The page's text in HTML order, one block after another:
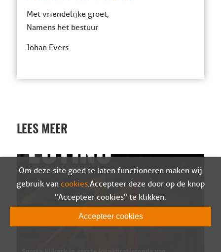
Met vriendelijke groet,
Namens het bestuur
Johan Evers
LEES MEER
Om deze site goed te laten functioneren maken wij
gebruik van cookies. Accepteer deze door op de knop
"Accepteer cookies" te klikken.
Accepteer cookies